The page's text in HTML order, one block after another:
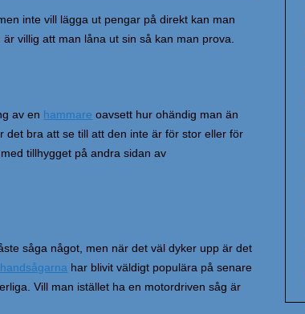
inte vill lägga ut pengar på direkt kan man
är villig att man låna ut sin så kan man prova.
av en hammare oavsett hur ohändig man än
bra att se till att den inte är för stor eller för
tillhygget på andra sidan av
såga något, men när det väl dyker upp är det
har blivit väldigt populära på senare
Vill man istället ha en motordriven såg är